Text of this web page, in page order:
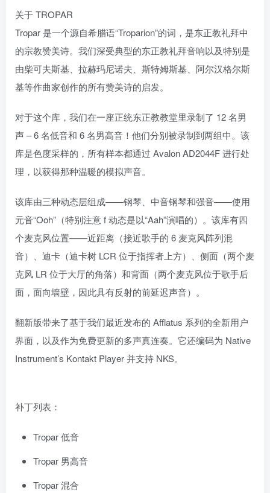
关于 TROPAR
Tropar 是一个源自希腊语“Troparion”的词，是东正教礼拜中
的宗教赞美诗。我们深受典型的东正教礼拜音响以及特别是
由柴可夫斯基、拉赫玛尼诺夫、斯特姆斯基、阿尔汉格尔斯
基等作曲家创作的所有赞美诗的启发。
对于这个库，我们在一座正统东正教教堂里录制了 12 名男
声 – 6 名低音和 6 名男高音！他们分别被录制到两组中。该
库是色度采样的，所有样本都通过 Avalon AD2044F 进行处
理，以获得那种温暖的模拟声音。
该库由三种动态层组成——钢琴、中音钢琴和强音——使用
元音“Ooh”（特别注意 f 动态是以“Aah”演唱的）。该库有四
个麦克风位置——近距离（接近歌手的 6 麦克风阵列混
音）、迪卡（迪卡树 LCR 位于指挥者上方）、侧面（两个麦
克风 LR 位于大厅的角落）和背面（两个麦克风位于歌手后
面，面向墙壁，因此具有反射的前延迟声音）。
翻新版带来了基于我们最近发布的 Afflatus 系列的全新用户
界面，以及作为免费更新的多声真连奏。它还编码为 Native
Instrument’s Kontakt Player 并支持 NKS。
补丁列表：
Tropar 低音
Tropar 男高音
Tropar 混合